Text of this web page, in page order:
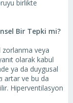
birlikte
Bir Tepki mi?
zorlanma veya
olarak kabul
ya da duygusal
artar ve bu da
Hiperventilasyon